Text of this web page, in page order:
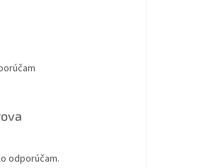
5 z 5 hviezdičiek.
5 z 5 hviezdičiek.
odporúčam.